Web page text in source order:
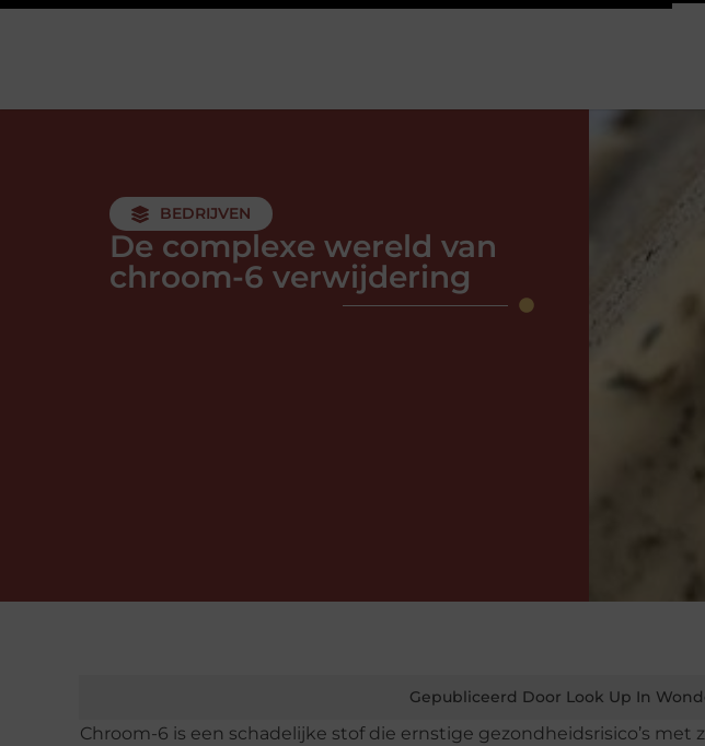
BEDRIJVEN
De complexe wereld van
chroom-6 verwijdering
Gepubliceerd Door Look Up In
Chroom-6 is een schadelijke stof die ernstige gezondheidsrisico’s